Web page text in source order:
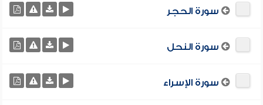
سورة الحجر
سورة النحل
سورة الإسراء